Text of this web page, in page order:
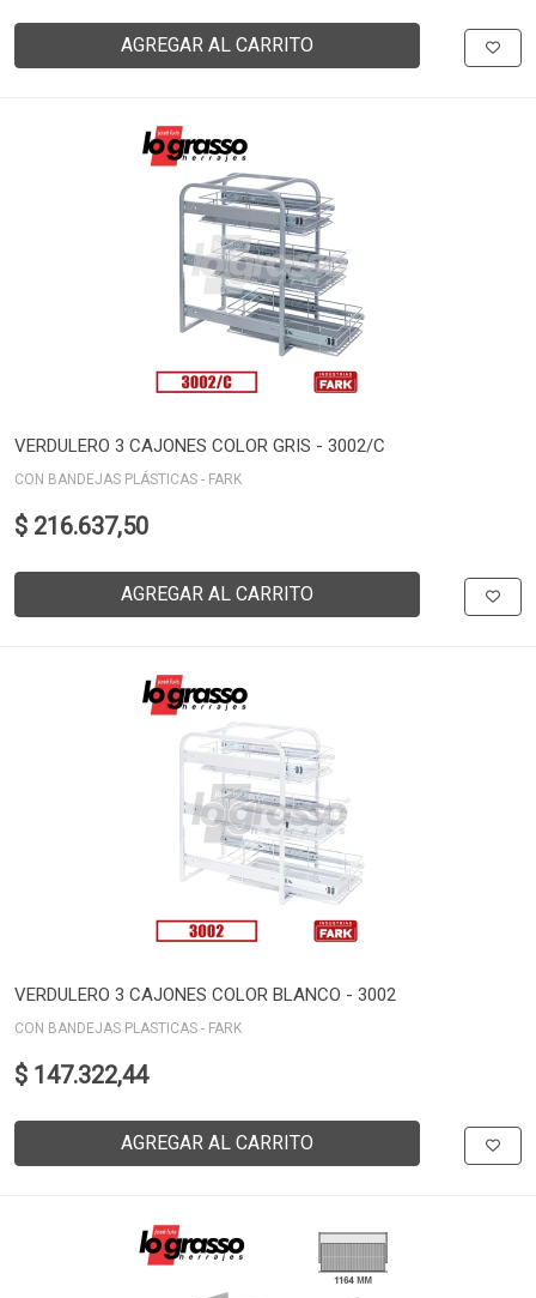
AGREGAR AL CARRITO
VERDULERO 3 CAJONES COLOR GRIS - 3002/C
CON BANDEJAS PLÁSTICAS - FARK
$ 216.637,50
AGREGAR AL CARRITO
VERDULERO 3 CAJONES COLOR BLANCO - 3002
CON BANDEJAS PLASTICAS - FARK
$ 147.322,44
AGREGAR AL CARRITO